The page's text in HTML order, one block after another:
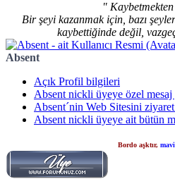
"
Bir şeyi kazanmak için, bazı
kaybettiğinde değil,
Absent
Açık Profil bilgileri
Absent nickli üyeye özel mesaj
Absent´nin Web Sitesini
Absent nickli üyeye ait bütün
Bordo aşktır,